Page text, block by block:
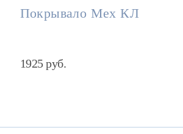
Покрывало Мех КЛ
1925руб.